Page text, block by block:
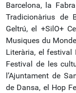
Barcelona, la
Tradicionàrius de
Geltrú, el +SilO+
Musiques du
Literària, el festival
Festival de les
l’Ajuntament de
de Dansa, el Hop